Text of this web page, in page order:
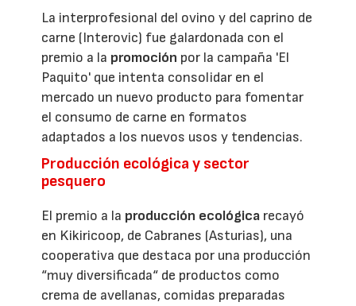
La interprofesional del ovino y del caprino de
carne (Interovic) fue galardonada con el
premio a la promoción por la campaña 'El
Paquito' que intenta consolidar en el
mercado un nuevo producto para fomentar
el consumo de carne en formatos
adaptados a los nuevos usos y tendencias.
Producción ecológica y sector
pesquero
El premio a la producción ecológica recayó
en Kikiricoop, de Cabranes (Asturias), una
cooperativa que destaca por una producción
“muy diversificada“ de productos como
crema de avellanas, comidas preparadas